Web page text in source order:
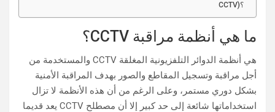
CCTV)؟
ما هي أنظمة مراقبة CCTV؟
هي أنظمة الدوائر التلفزيونية المغلقة CCTV والمستخدمة من
أجل مراقبة وتسجيل المقاطع والصور بهدف المراقبة الأمنية
بشكل دوري مستمر، وعلى الرغم من أن هذه الأنظمة لا تزال
استخداماتها شائعة إلى حد كبير إلا أن مصطلح CCTV يعد قديما